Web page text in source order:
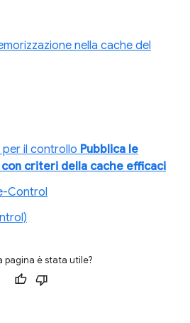
nella cache del
il controllo Pubblica le
criteri della cache efficaci
Control
pagina è stata utile?